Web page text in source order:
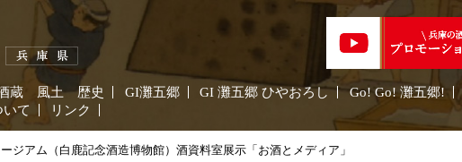
蔵 風土 歴史 GI灘五郷 GI 灘五郷 ひやおろし Go! Go! 灘五郷!
て リンク
ジアム（白鹿記念酒造博物館）酒資料室展示「お酒とメディア」